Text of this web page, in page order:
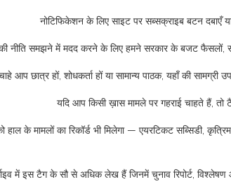
नोटिफिकेशन के लिए साइट पर सब्सक्राइब बटन
नीति समझने में मदद करने के लिए हमने सरकार के बजट फैसलों,
आप छात्र हों, शोधकर्ता हों या सामान्य पाठक, यहाँ की
यदि आप किसी ख़ास मामले पर गहराई चाहते हैं, तो
हाल के मामलों का रिकॉर्ड भी मिलेगा — एयरटिकट सब्सिडी,
में इस टैग के सौ से अधिक लेख हैं जिनमें चुनाव रिपोर्ट,